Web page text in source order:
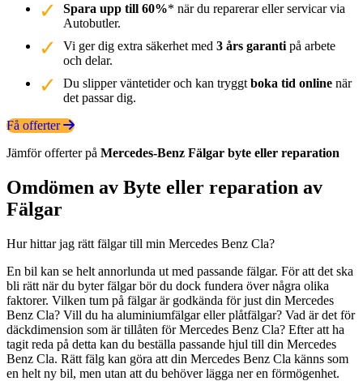
Spara upp till 60%* när du reparerar eller servicar via
Autobutler.
Vi ger dig extra säkerhet med 3 års garanti på arbete
och delar.
Du slipper väntetider och kan tryggt boka tid online när
det passar dig.
Få offerter
Jämför offerter på Mercedes-Benz Fälgar byte eller reparation
Omdömen av Byte eller reparation av
Fälgar
Hur hittar jag rätt fälgar till min Mercedes Benz Cla?
En bil kan se helt annorlunda ut med passande fälgar. För att det ska
bli rätt när du byter fälgar bör du dock fundera över några olika
faktorer. Vilken tum på fälgar är godkända för just din Mercedes
Benz Cla? Vill du ha aluminiumfälgar eller plåtfälgar? Vad är det för
däckdimension som är tillåten för Mercedes Benz Cla? Efter att ha
tagit reda på detta kan du beställa passande hjul till din Mercedes
Benz Cla. Rätt fälg kan göra att din Mercedes Benz Cla känns som
en helt ny bil, men utan att du behöver lägga ner en förmögenhet.